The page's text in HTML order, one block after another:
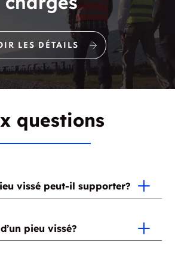
LES DÉTAILS
questions
vissé peut-il supporter?
le poids pouvant être supporté
déterminé. Il est important de
pieu vissé?